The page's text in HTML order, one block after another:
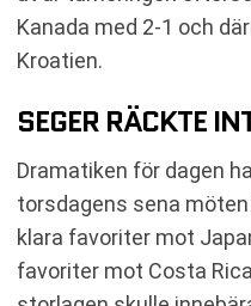
Kanada med 2-1 och
Kroatien.
SEGER RÄCKTE
Dramatiken för dagen
torsdagens sena möten
klara favoriter mot
favoriter mot Costa